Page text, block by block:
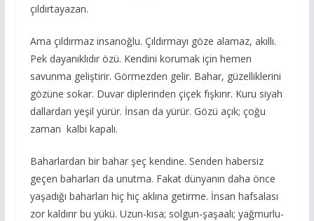
çıldırtayazan.
Ama çıldırmaz insanoğlu. Çıldırmayı göze alamaz, akıllı.
Pek dayanıklıdır özü. Kendini korumak için hemen
savunma geliştirir. Görmezden gelir. Bahar, güzelliklerini
gözüne sokar. Duvar diplerinden çiçek fışkırır. Kuru siyah
dallardan yeşil yürür. İnsan da yürür. Gözü açık; çoğu
zaman kalbi kapalı.
Baharlardan bir bahar şeç kendine. Senden habersiz
geçen baharları da unutma. Fakat dünyanın daha önce
yaşadığı baharları hiç hiç aklına getirme. İnsan hafsalası
zor kaldırır bu yükü. Uzun-kısa; solgun-şaşaalı; yağmurlu-